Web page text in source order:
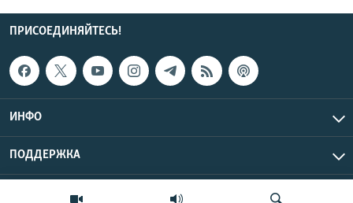
ПРИСОЕДИНЯЙТЕСЬ!
ИНФО
ПОДДЕРЖКА
Эхо Кавказа © 2026 RFE/RL, Inc. | Все права защищены.